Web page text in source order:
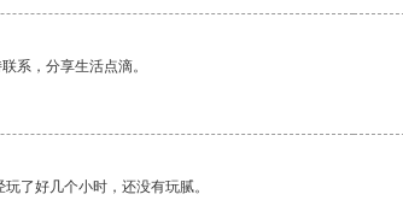
系，分享生活点滴。
了好几个小时，还没有玩腻。